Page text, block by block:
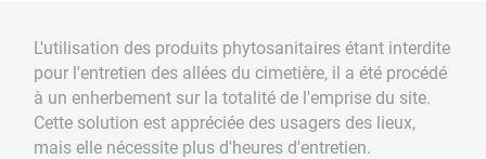
L'utilisation des produits phytosanitaires étant interdite
pour l'entretien des allées du cimetière, il a été procédé
à un enherbement sur la totalité de l'emprise du site.
Cette solution est appréciée des usagers des lieux,
mais elle nécessite plus d'heures d'entretien.